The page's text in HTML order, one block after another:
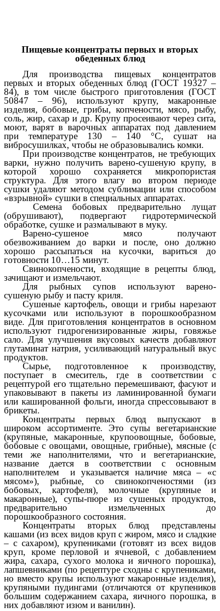
Пищевые концентраты первых и вторых
обеденных блюд
Для производства пищевых концентратов
первых и вторых обеденных блюд (ГОСТ 19327 –
84), в том числе быстрого приготовления (ГОСТ
50847 – 96), используют крупу, макаронные
изделия, бобовые, грибы, копчености, мясо, рыбу,
соль, жир, сахар и др. Крупу просеивают через сита,
моют, варят в варочных аппаратах под давлением
при температуре 130 – 140 °С, сушат на
вибросушилках, чтобы не образовывались комки.
При производстве концентратов, не требующих
варки, нужно получить варено-сушеную крупу, в
которой хорошо сохраняется микропористая
структура. Для этого влагу во втором периоде
сушки удаляют методом сублимации или способом
«взрывной» сушки в специальных аппаратах.
Семена бобовых предварительно лущат
(обрушивают), подвергают гидротермической
обработке, сушке и размалывают в муку.
Варено-сушеное мясо получают
обезвоживанием до варки и после, оно должно
хорошо рассыпаться на кусочки, вариться до
готовности 10…15 минут.
Свинокопчености, входящие в рецепты блюд,
зачищают и измельчают.
Для рыбных супов используют варено-
сушеную рыбу и пасту криля.
Сушеные картофель, овощи и грибы нарезают
кусочками или используют в порошкообразном
виде. Для приготовления концентратов в основном
используют гидрогенизированные жиры, говяжье
сало. Для улучшения вкусовых качеств добавляют
глутаминат натрия, усиливающий натуральный вкус
продуктов.
Сырье, подготовленное к производству,
поступает в смеситель, где в соответствии с
рецептурой его тщательно перемешивают, фасуют и
упаковывают в пакеты из ламинированной бумаги
или кашированной фольги, иногда спрессовывают в
брикеты.
Концентраты первых блюд выпускают в
широком ассортименте. Это супы вегетарианские
(крупяные, макаронные, крупоовощные, бобовые,
бобовые с овощами, овощные, грибные), мясные (с
теми же наполнителями, что и вегетарианские,
название дается в соответствии с основным
наполнителем и указывается наличие мяса – «с
мясом»), рыбные, со свинокопченостями (из
бобовых, картофеля), молочные (крупяные и
макаронные), супы-пюре из сушеных продуктов,
предварительно измельченных до
порошкообразного состояния.
Концентраты вторых блюд представлены
кашами (из всех видов круп с жиром, мясо и сладкие
– с сахаром), крупениками (готовят из всех видов
круп, кроме перловой и ячневой, с добавлением
жира, сахара, сухого молока и яичного порошка),
лапшевниками (по рецептуре сходны с крупениками,
но вместо крупы используют макаронные изделия),
крупяными пудингами (отличаются от крупеников
большим содержанием сахара, яичного порошка, в
них добавляют изюм и ванилин).